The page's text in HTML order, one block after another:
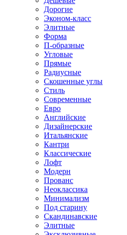
Дорогие
Эконом-класс
Элитные
Форма
П-образные
Угловые
Прямые
Радиусные
Скошенные углы
Стиль
Современные
Евро
Английские
Дизайнерские
Итальянские
Кантри
Классические
Лофт
Модерн
Прованс
Неоклассика
Минимализм
Под старину
Скандинавские
Элитные